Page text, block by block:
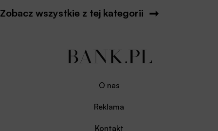
Zobacz wszystkie z tej kategorii
O nas
Reklama
Kontakt